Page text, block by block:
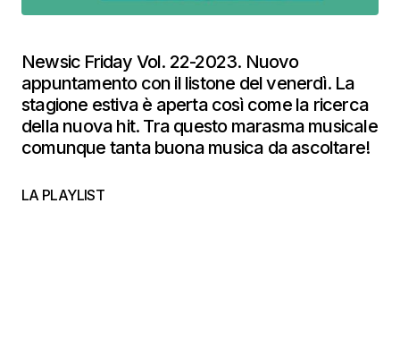
Newsic Friday Vol. 22-2023. Nuovo
appuntamento con il listone del venerdì. La
stagione estiva è aperta così come la ricerca
della nuova hit. Tra questo marasma musicale
comunque tanta buona musica da ascoltare!
LA PLAYLIST